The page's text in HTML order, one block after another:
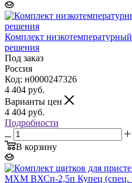
Комплект
решения
Под заказ
Россия
Код: н0000247326
4 404 руб.
Варианты цен
4 404 руб.
Подробности
В корзину